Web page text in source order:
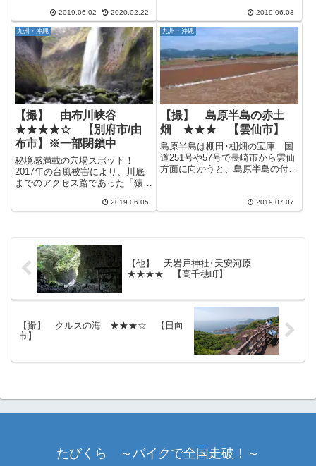
有料道路とも言われているほか、
菊池寛の小説「恩讐の彼方に」に
て青の洞門をモデルにした事もあ
って周辺では耶馬渓と並んで...
2019.06.02 2020.02.22
1970年に廃止された建物で
す。 廃止以降はほとんど手付か
ずの状態のまま廃墟化されてい
た...
2019.06.03
九州・沖縄
【撮】 由布川峡谷
★★★★☆ 【別府市/由
布市】※一部閉鎖中
秘境感満載の穴場スポット！
2017年の台風被害により、川底
までのアクセス路であった「猿渡
いる為、2019年6月時点でも谷底
2019.06.05
九州・沖縄
【撮】 島原半島の赤土
畑 ★★★ 【雲仙市】
島原半島は棚田･棚畑の宝庫 国
道251号や57号で長崎市から雲仙
方面に向かうと、島原半島の付け
を目にします。 雲仙普賢岳の火
山灰が長い年月をかけて変化した
2019.07.07
【他】 天岩戸神社･天安河原
★★★★ 【高千穂町】
【撮】 クルスの海 ★★★☆ 【日向
市】
たびくら ～バイクで全国走破！～